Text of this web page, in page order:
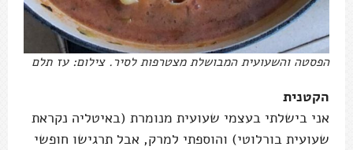
הפסטה והשעועית המבושלת מצטרפות לסיר. צילום: עז תלם
הקטנית
אני בישלתי בעצמי שעועית מנומרת (באיטליה נקראת
שעועית בורלוטי) והוספתי למרק, אבל תרגישו חופשי